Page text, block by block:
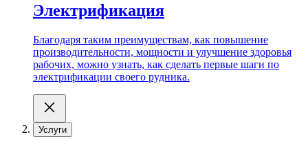
Электрификация
Благодаря таким преимуществам, как повышение
производительности, мощности и улучшение здоровья
рабочих, можно узнать, как сделать первые шаги по
электрификации своего рудника.
Услуги